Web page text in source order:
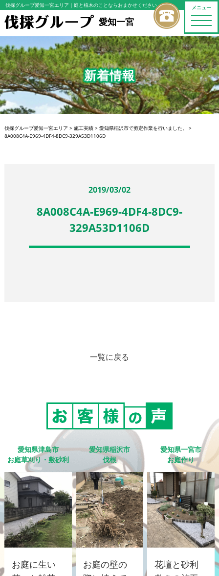
メニュー
toggle
伐採グループ愛知一宮エリア ｜庭と植木のことならおまかせください
愛知一宮
新着情報
伐採グループ愛知一宮エリア > 施工実績> 愛知県稲沢市で剪定作業を行いました。
>
8A008C4A-E969-4DF4-8DC9-329A53D1106D
2019/03/02
8A008C4A-E969-4DF4-8DC9-
329A53D1106D
一覧に戻る
愛知県津島市
お庭草刈り・敷砂利
お庭に生い
愛知県稲沢市
伐根
お庭の壁の
愛知県一宮市
お庭作り
花壇と砂利